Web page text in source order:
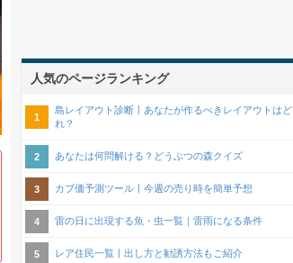
人気のページランキング
島レイアウト診断丨あなたが作るべきレイアウトはど
れ？
あなたは何問解ける？どうぶつの森クイズ
カブ価予測ツール丨今週の売り時を簡単予想
雷の日に出現する魚・虫一覧｜雷雨になる条件
レア住民一覧丨出し方と勧誘方法もご紹介